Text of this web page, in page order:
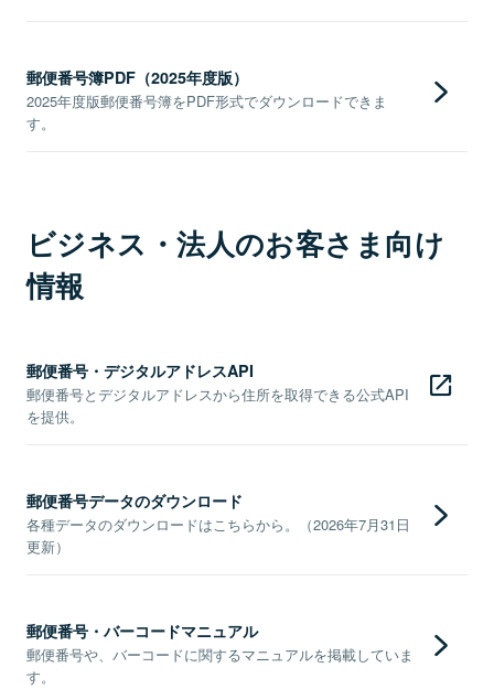
郵便番号簿PDF（2025年度版）
2025年度版郵便番号簿をPDF形式でダウンロードできま
す。
ビジネス・法人のお客さま向け
情報
郵便番号・デジタルアドレスAPI
郵便番号とデジタルアドレスから住所を取得できる公式API
を提供。
郵便番号データのダウンロード
各種データのダウンロードはこちらから。（2026年7月31日
更新）
郵便番号・バーコードマニュアル
郵便番号や、バーコードに関するマニュアルを掲載していま
す。